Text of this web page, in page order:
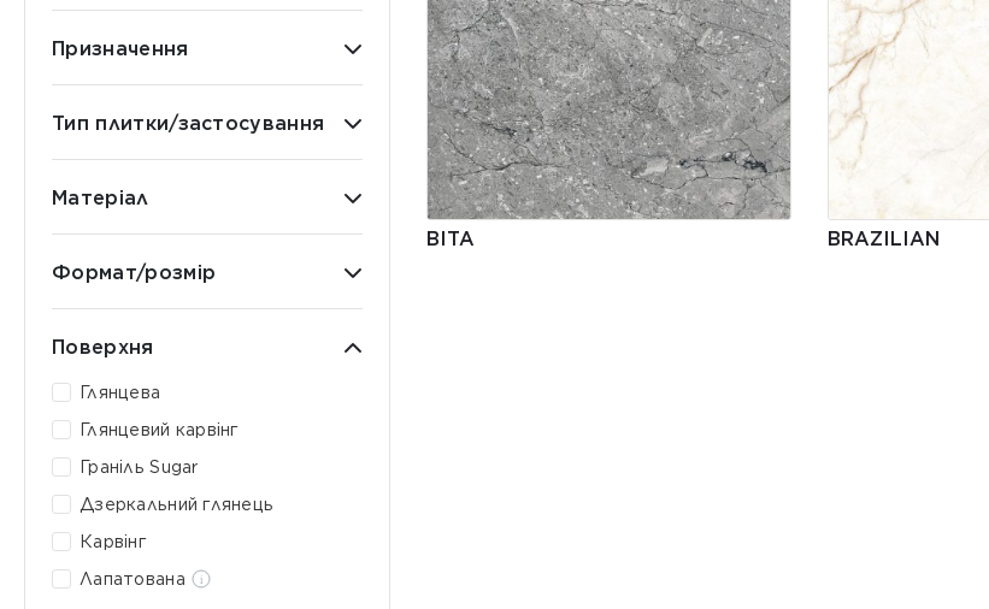
Призначення
Тип плитки/застосування
Матеріал
Формат/розмір
Поверхня
Глянцева
Глянцевий карвінг
Граніль Sugar
Дзеркальний глянець
Карвінг
Лапатована
BITA BRAZILIAN